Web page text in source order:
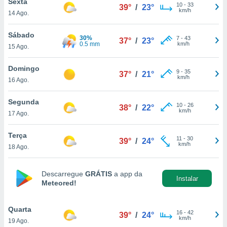
lhe
e
com
e
a
cookies
a
14 Ago.
39° / 23° 10- 33
km/h
Sábado
15 Ago.
30%
0.5 mm
37° / 23° 7- 43
km/h
Domingo
16 Ago.
37° / 21° 9- 35
km/h
Segunda
17 Ago.
38° / 22° 10- 26
km/h
Terça
18 Ago.
39° / 24° 11 - 30
km/h
Descarregue GRÁTIS a app da
Meteored!
Instalar
Quarta
19 Ago.
39° / 24° 16- 42
km/h